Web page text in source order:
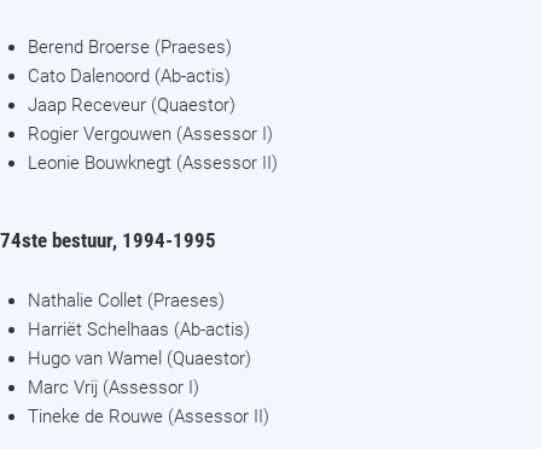
Berend Broerse (Praeses)
Cato Dalenoord (Ab-actis)
Jaap Receveur (Quaestor)
Rogier Vergouwen (Assessor I)
Leonie Bouwknegt (Assessor II)
74ste bestuur, 1994-1995
Nathalie Collet (Praeses)
Harriët Schelhaas (Ab-actis)
Hugo van Wamel (Quaestor)
Marc Vrij (Assessor I)
Tineke de Rouwe (Assessor II)